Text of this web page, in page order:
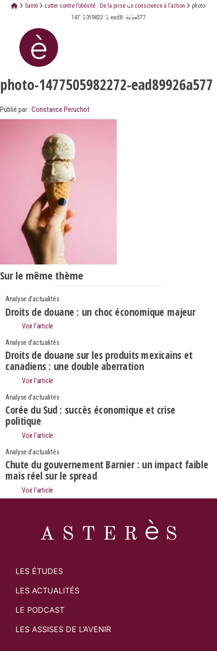
Santé Lutter contre l’obésité : De la prise de conscience à l’action
photo-
1477505982272-ead89926a577
photo-1477505982272-ead89926a577
Publié par : Constance Peruchot
Sur le même thème
Analyse d'actualités
Droits de douane : un choc économique majeur
Voir l’article
Analyse d'actualités
Droits de douane sur les produits mexicains et
canadiens : une double aberration
Voir l’article
Analyse d'actualités
Corée du Sud : succès économique et crise
politique
Voir l’article
Analyse d'actualités
Chute du gouvernement Barnier : un impact faible
mais réel sur le spread
Voir l’article
LES ÉTUDES
LES ACTUALITÉS
LE PODCAST
LES ASSISES DE L’AVENIR
Search